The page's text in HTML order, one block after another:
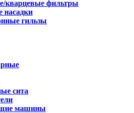
кварцевые фильтры
гильзы
сита
машины